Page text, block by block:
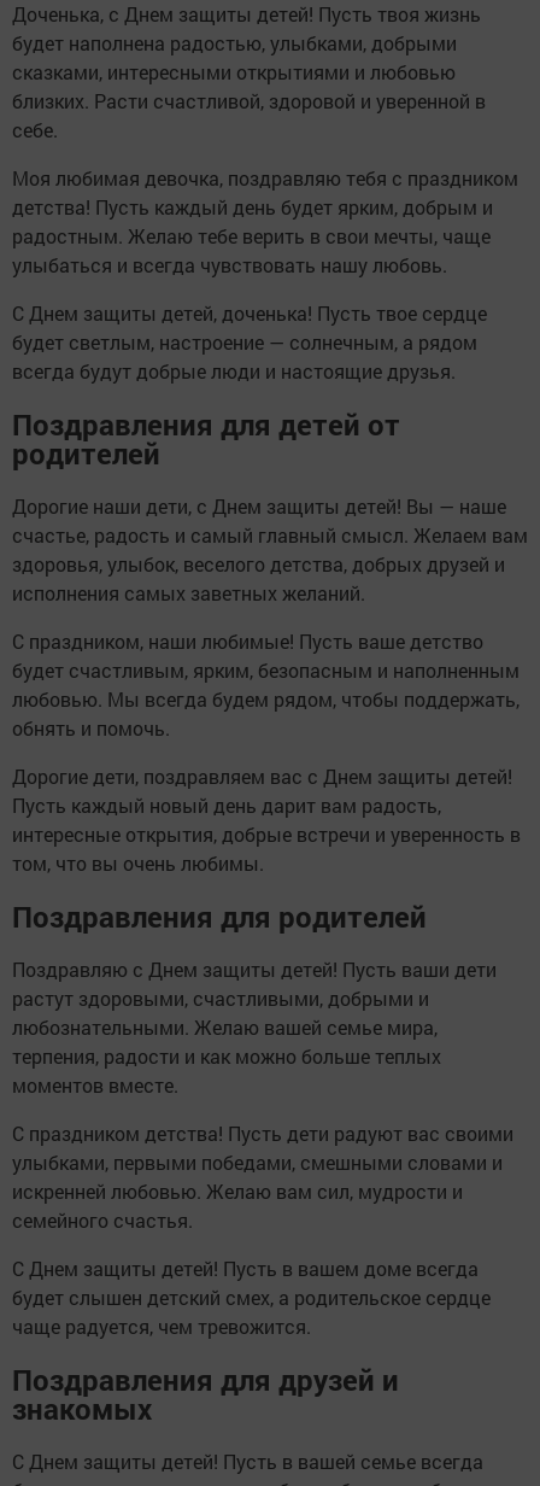
Доченька, с Днем защиты детей! Пусть твоя жизнь
будет наполнена радостью, улыбками, добрыми
сказками, интересными открытиями и любовью
близких. Расти счастливой, здоровой и уверенной в
себе.
Моя любимая девочка, поздравляю тебя с праздником
детства! Пусть каждый день будет ярким, добрым и
радостным. Желаю тебе верить в свои мечты, чаще
улыбаться и всегда чувствовать нашу любовь.
С Днем защиты детей, доченька! Пусть твое сердце
будет светлым, настроение — солнечным, а рядом
всегда будут добрые люди и настоящие друзья.
Поздравления для детей от
родителей
Дорогие наши дети, с Днем защиты детей! Вы — наше
счастье, радость и самый главный смысл. Желаем вам
здоровья, улыбок, веселого детства, добрых друзей и
исполнения самых заветных желаний.
С праздником, наши любимые! Пусть ваше детство
будет счастливым, ярким, безопасным и наполненным
любовью. Мы всегда будем рядом, чтобы поддержать,
обнять и помочь.
Дорогие дети, поздравляем вас с Днем защиты детей!
Пусть каждый новый день дарит вам радость,
интересные открытия, добрые встречи и уверенность в
том, что вы очень любимы.
Поздравления для родителей
Поздравляю с Днем защиты детей! Пусть ваши дети
растут здоровыми, счастливыми, добрыми и
любознательными. Желаю вашей семье мира,
терпения, радости и как можно больше теплых
моментов вместе.
С праздником детства! Пусть дети радуют вас своими
улыбками, первыми победами, смешными словами и
искренней любовью. Желаю вам сил, мудрости и
семейного счастья.
С Днем защиты детей! Пусть в вашем доме всегда
будет слышен детский смех, а родительское сердце
чаще радуется, чем тревожится.
Поздравления для друзей и
знакомых
С Днем защиты детей! Пусть в вашей семье всегда